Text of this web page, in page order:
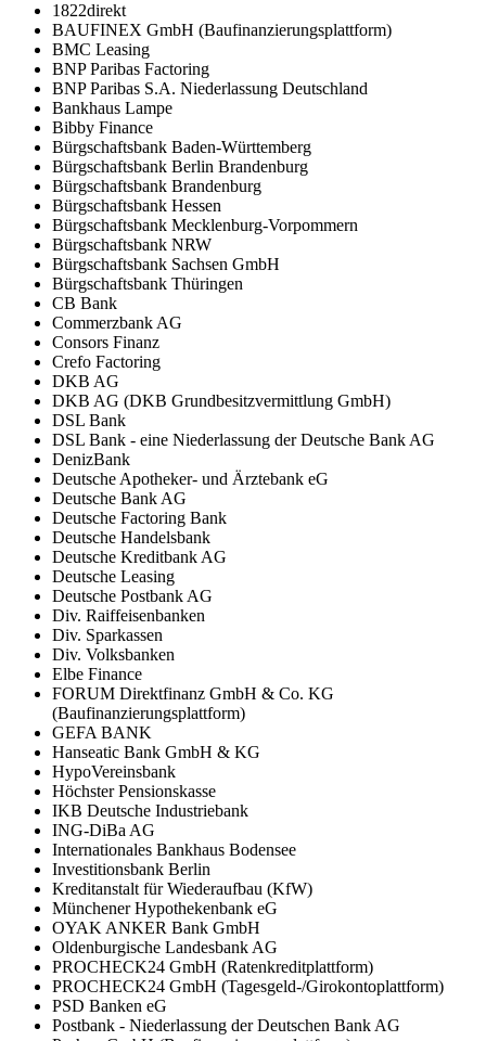
1822direkt
BAUFINEX GmbH (Baufinanzierungsplattform)
BMC Leasing
BNP Paribas Factoring
BNP Paribas S.A. Niederlassung Deutschland
Bankhaus Lampe
Bibby Finance
Bürgschaftsbank Baden-Württemberg
Bürgschaftsbank Berlin Brandenburg
Bürgschaftsbank Brandenburg
Bürgschaftsbank Hessen
Bürgschaftsbank Mecklenburg-Vorpommern
Bürgschaftsbank NRW
Bürgschaftsbank Sachsen GmbH
Bürgschaftsbank Thüringen
CB Bank
Commerzbank AG
Consors Finanz
Crefo Factoring
DKB AG
DKB AG (DKB Grundbesitzvermittlung GmbH)
DSL Bank
DSL Bank - eine Niederlassung der Deutsche Bank AG
DenizBank
Deutsche Apotheker- und Ärztebank eG
Deutsche Bank AG
Deutsche Factoring Bank
Deutsche Handelsbank
Deutsche Kreditbank AG
Deutsche Leasing
Deutsche Postbank AG
Div. Raiffeisenbanken
Div. Sparkassen
Div. Volksbanken
Elbe Finance
FORUM Direktfinanz GmbH & Co. KG
(Baufinanzierungsplattform)
GEFA BANK
Hanseatic Bank GmbH & KG
HypoVereinsbank
Höchster Pensionskasse
IKB Deutsche Industriebank
ING-DiBa AG
Internationales Bankhaus Bodensee
Investitionsbank Berlin
Kreditanstalt für Wiederaufbau (KfW)
Münchener Hypothekenbank eG
OYAK ANKER Bank GmbH
Oldenburgische Landesbank AG
PROCHECK24 GmbH (Ratenkreditplattform)
PROCHECK24 GmbH (Tagesgeld-/Girokontoplattform)
PSD Banken eG
Postbank - Niederlassung der Deutschen Bank AG